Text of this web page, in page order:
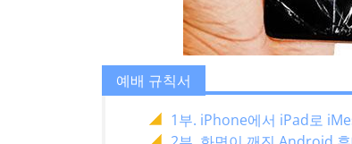
예배 규칙서
1부. iPhone에서 iPad로